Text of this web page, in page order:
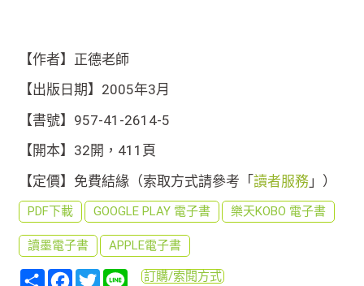
【作者】正德老師
【出版日期】2005年3月
【書號】957-41-2614-5
【開本】32開，411頁
【定價】免費結緣（索取方式請參考「讀者服務 」）
PDF下載 GOOGLE PLAY 電子書 樂天KOBO 電子書
讀墨電子書 APPLE電子書
分
Facebook
TwitterLine訂購/索閱方式